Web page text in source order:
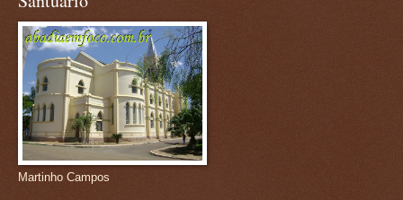
Martinho Campos